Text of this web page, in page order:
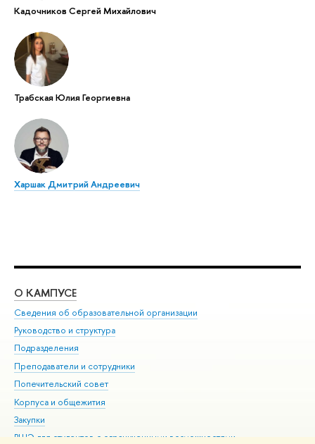
Кадочников Сергей Михайлович
Трабская Юлия Георгиевна
Харшак Дмитрий Андреевич
О КАМПУСЕ
Сведения об образовательной организации
Руководство и структура
Подразделения
Преподаватели и сотрудники
Попечительский совет
Корпуса и общежития
Закупки
ВШЭ для студентов с ограниченными возможностями